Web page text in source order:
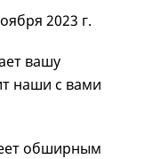
2023 г.
вашу
наши с вами
обширным